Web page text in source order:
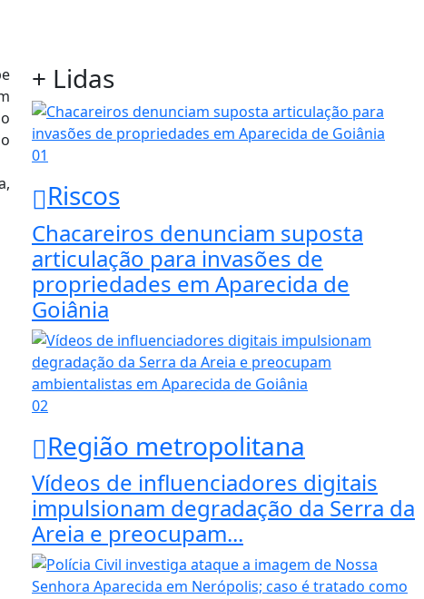
+ Lidas
01
Riscos
Chacareiros denunciam suposta
articulação para invasões de
propriedades em Aparecida de
Goiânia
02
Região metropolitana
Vídeos de influenciadores digitais
impulsionam degradação da Serra da
Areia e preocupam...